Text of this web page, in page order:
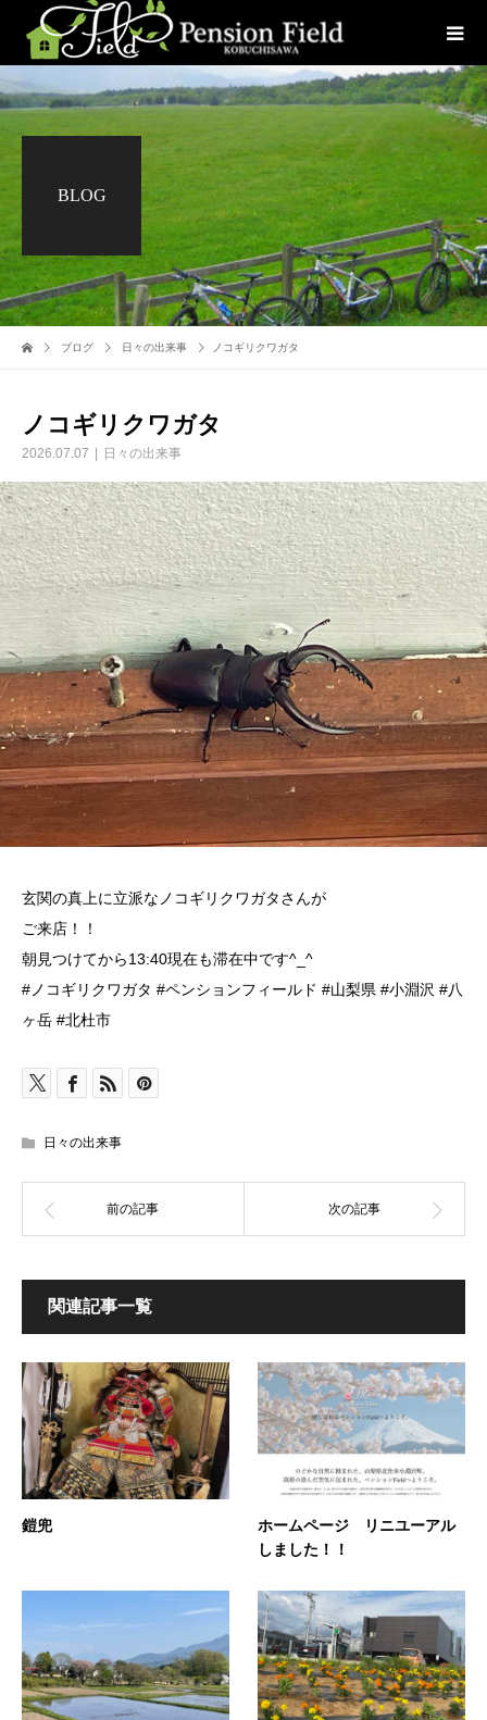
BLOG
ブログ 日々の出来事 ノコギリクワガタ
ノコギリクワガタ
2026.07.07 日々の出来事
玄関の真上に立派なノコギリクワガタさんが
ご来店！！
朝見つけてから13:40現在も滞在中です^_^
#ノコギリクワガタ #ペンションフィールド #山梨県 #小淵沢 #八
ヶ岳 #北杜市
日々の出来事
関連記事一覧
鎧兜
ホームページ リニユーアル
しました！！